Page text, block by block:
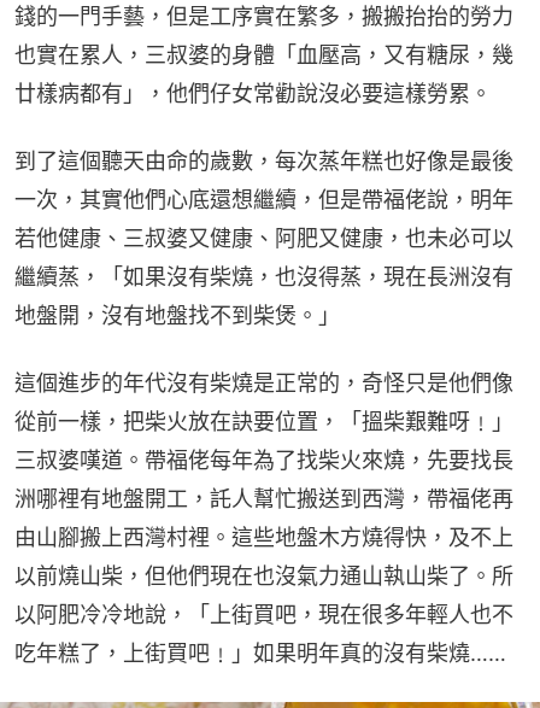
錢的一門手藝，但是工序實在繁多，搬搬抬抬的勞力
也實在累人，三叔婆的身體「血壓高，又有糖尿，幾
廿樣病都有」，他們仔女常勸說沒必要這樣勞累。
到了這個聽天由命的歲數，每次蒸年糕也好像是最後
一次，其實他們心底還想繼續，但是帶福佬說，明年
若他健康、三叔婆又健康、阿肥又健康，也未必可以
繼續蒸，「如果沒有柴燒，也沒得蒸，現在長洲沒有
地盤開，沒有地盤找不到柴煲。」
這個進步的年代沒有柴燒是正常的，奇怪只是他們像
從前一樣，把柴火放在訣要位置，「搵柴艱難呀﹗」
三叔婆嘆道。帶福佬每年為了找柴火來燒，先要找長
洲哪裡有地盤開工，託人幫忙搬送到西灣，帶福佬再
由山腳搬上西灣村裡。這些地盤木方燒得快，及不上
以前燒山柴，但他們現在也沒氣力通山執山柴了。所
以阿肥冷冷地說，「上街買吧，現在很多年輕人也不
吃年糕了，上街買吧﹗」如果明年真的沒有柴燒……